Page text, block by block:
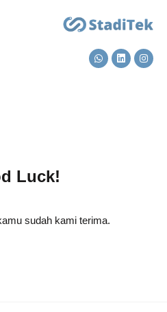
Luck!
sudah kami terima.